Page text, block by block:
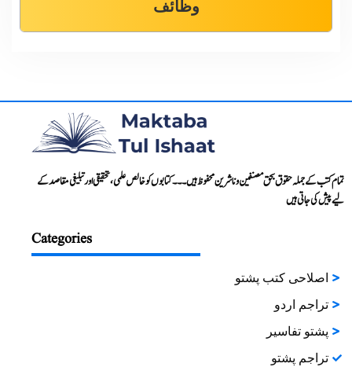
وظائف
تمام کتب کے جملہ حقوق بحق مصنفین و ناشرین محفوظ ہیں۔۔۔ کتابوں کو خالص علمی، تحقیقی اور تبلیغی مقاصد کے
لیے پیش کی جاتی ہیں
Categories
اصلاحی کتب پشتو
تراجم اردو
پشتو تفاسیر
تراجم پشتو